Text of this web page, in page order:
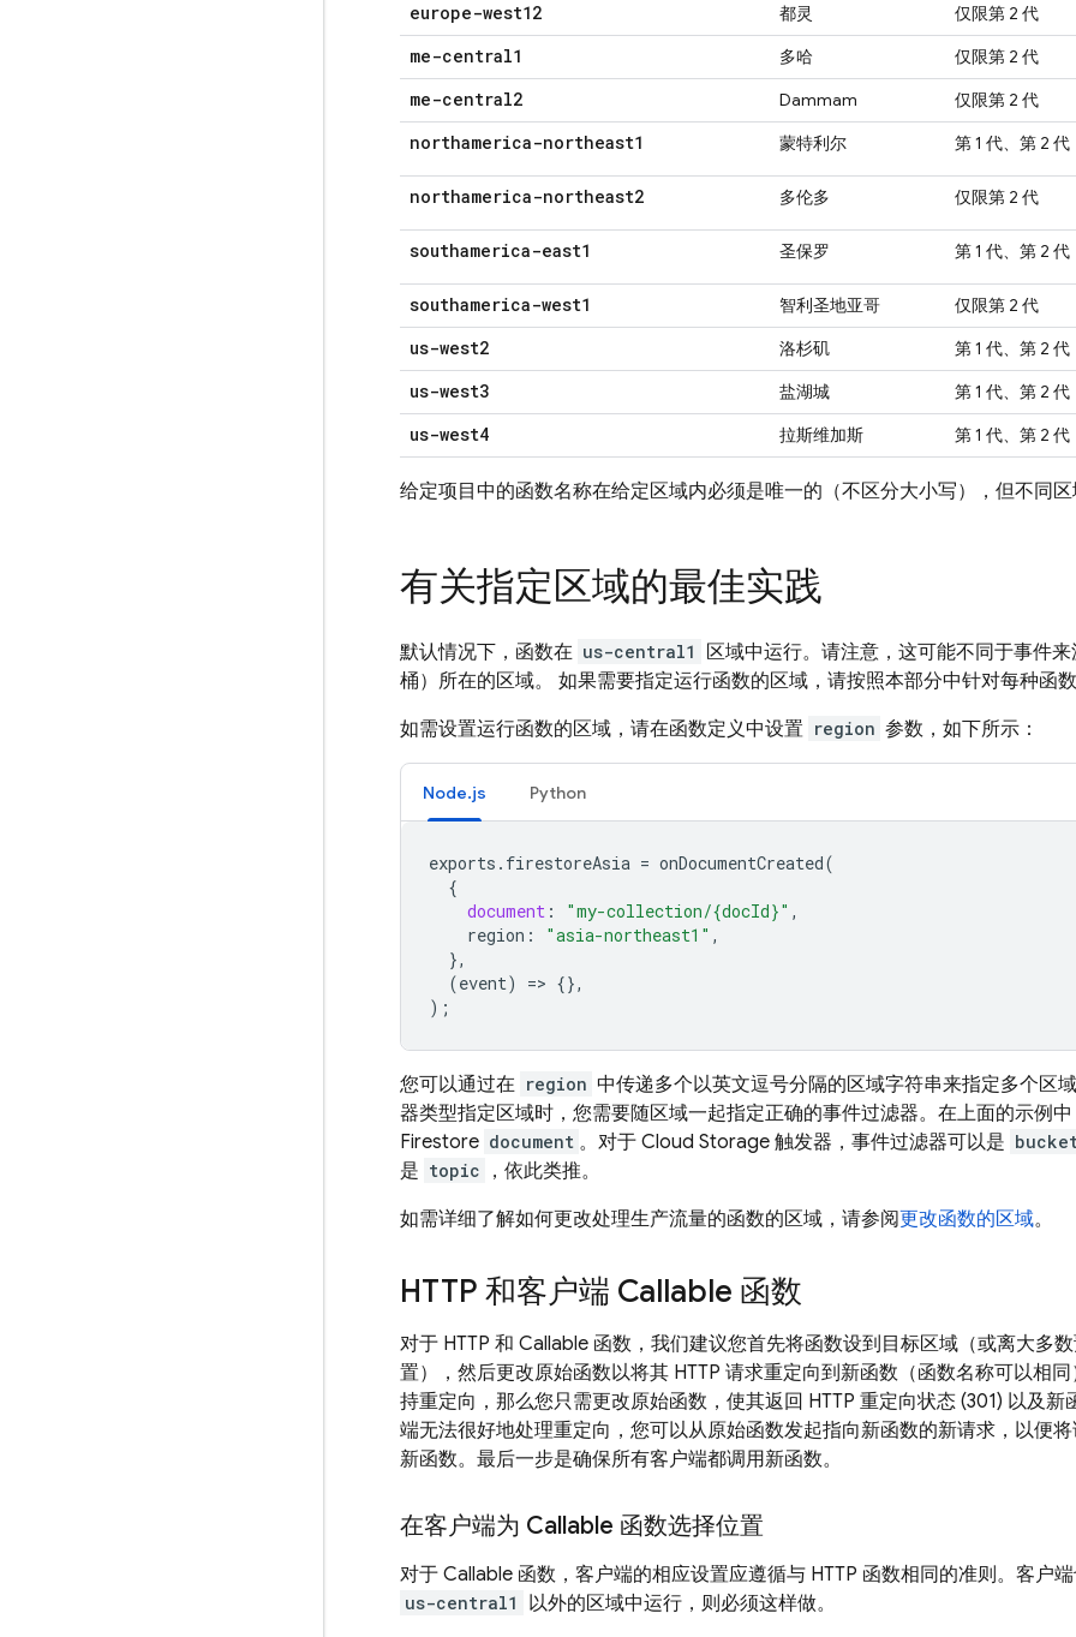
europe-west12 都灵 仅限第 2 代
me-central1 多哈 仅限第 2 代
me-central2 Dammam 仅限第 2 代
northamerica-northeast1 蒙特利尔 第 1 代、第 2 代
northamerica-northeast2 多伦多 仅限第 2 代
southamerica-east1 圣保罗 第 1 代、第 2 代
southamerica-west1 智利圣地亚哥 仅限第 2 代
us-west2 洛杉矶 第 1 代、第 2 代
us-west3 盐湖城 第 1 代、第 2 代
us-west4 拉斯维加斯 第 1 代、第 2 代
给定项目中的函数名称在给定区域内必须是唯一的（不区分大小写），但不同区
有关指定区域的最佳实践
默认情况下，函数在 us-central1 区域中运行。请注意，这可能不同于事件来
桶）所在的区域。 如果需要指定运行函数的区域，请按照本部分中针对每种函
如需设置运行函数的区域，请在函数定义中设置 region 参数，如下所示：
Node.js Python
exports . firestoreAsia = onDocumentCreated(
{
document : "my-collection/{docId}" ,
region : "asia-northeast1" ,
},
(event) => {},
);
您可以通过在 region 中传递多个以英文逗号分隔的区域字符串来指定多个区
器类型指定区域时，您需要随区域一起指定正确的事件过滤器。在上面的示例
Firestore document 。对于 Cloud Storage 触发器，事件过滤器可以是
是 topic
，依此类推。
如需详细了解如何更改处理生产流量的函数的区域，请参阅更改函数的区域。
HTTP 和客户端 Callable 函数
对于 HTTP 和 Callable 函数，我们建议您首先将函数设到目标区域（或离大多
置），然后更改原始函数以将其 HTTP 请求重定向到新函数（函数名称可以相
持重定向，那么您只需更改原始函数，使其返回 HTTP 重定向状态 (301) 以及
端无法很好地处理重定向，您可以从原始函数发起指向新函数的新请求，以便
新函数。 最后一步是确保所有客户端都调用新函数。
在客户端为 Callable 函数选择位置
对于 Callable 函数，客户端的相应设置应遵循与 HTTP 函数相同的准则。客户
us-central1 以外的区域中运行，则必须这样做。